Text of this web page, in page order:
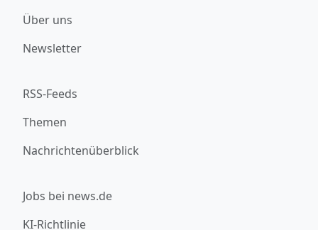
Über uns
Newsletter
RSS-Feeds
Themen
Nachrichtenüberblick
Jobs bei news.de
KI-Richtlinie